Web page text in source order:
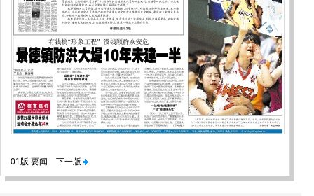
01版:要闻 下一版